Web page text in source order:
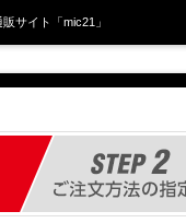
サイト「mic21」